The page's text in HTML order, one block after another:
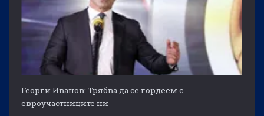
Георги Иванов: Трябва да се гордеем с
евроучастниците ни